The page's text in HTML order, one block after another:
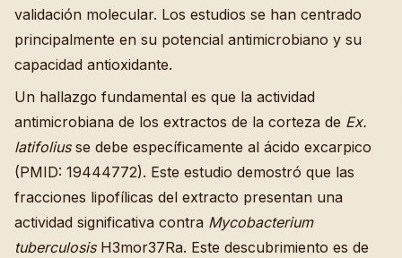
validación molecular. Los estudios se han centrado
principalmente en su potencial antimicrobiano y su
capacidad antioxidante.
Un hallazgo fundamental es que la actividad
antimicrobiana de los extractos de la corteza de Ex.
latifoliusse debe específicamente al ácido excarpico
(PMID: 19444772). Este estudio demostró que las
fracciones lipofílicas del extracto presentan una
actividad significativa contra Mycobacterium
tuberculosisH3mor37Ra. Este descubrimiento es de